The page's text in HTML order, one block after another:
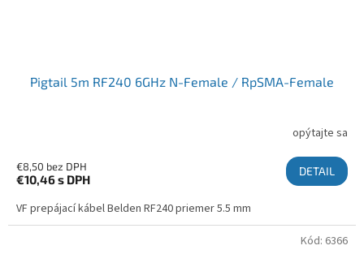
Pigtail 5m RF240 6GHz N-Female / RpSMA-Female
opýtajte sa
€8,50 bez DPH
€10,46s DPH
DETAIL
VF prepájací kábel Belden RF240 priemer 5.5 mm
Kód: 6366